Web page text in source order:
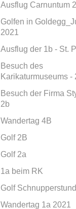
Ausflug Carnuntum
Golfen in
2021
Ausflug der 1b - St.
Besuch des
Karikaturmuseums -
Besuch der Firma
2b
Wandertag 4B
Golf 2B
Golf 2a
1a beim RK
Golf
Wandertag 1a 2021